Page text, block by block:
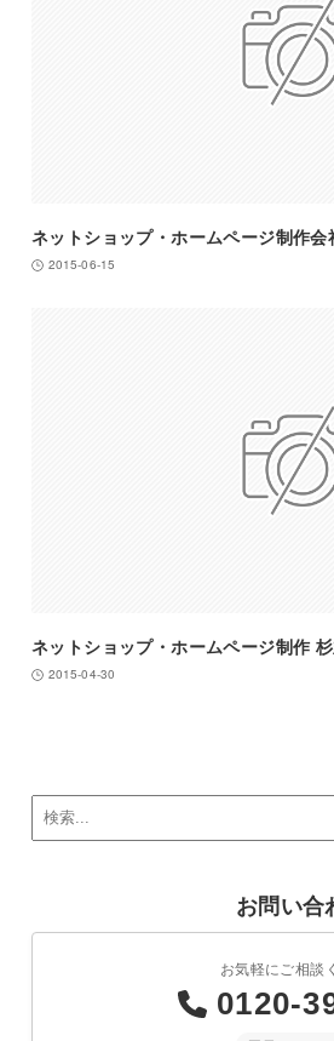
ネットショップ・ホームページ制作会
2015-06-15
ネットショップ・ホームページ制作
2015-04-30
お問い合
お気軽にご相談
0120-